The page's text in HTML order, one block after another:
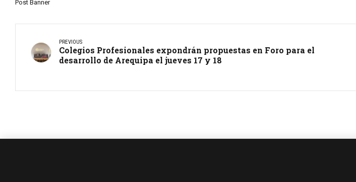
Post Banner
PREVIOUS
Colegios Profesionales expondrán propuestas en Foro para el
desarrollo de Arequipa el jueves 17 y 18